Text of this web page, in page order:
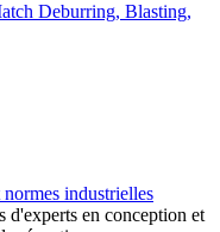
Deburring, Blasting,
industrielles
d'experts en conception et